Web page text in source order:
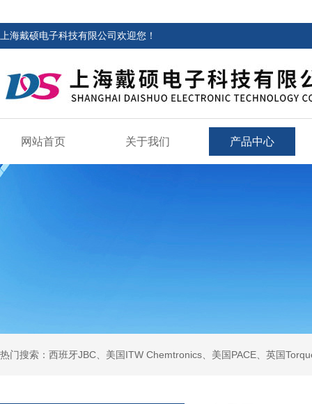
上海戴硕电子科技有限公司欢迎您！
网站首页 关于我们 产品中心